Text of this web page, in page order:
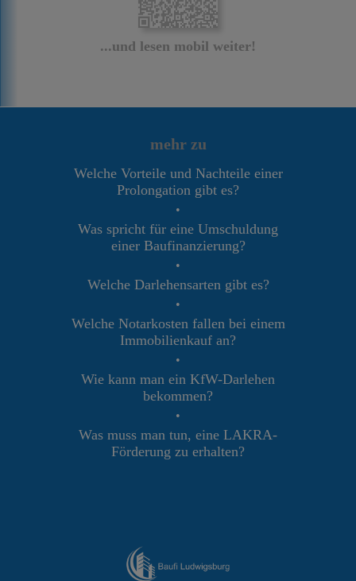
...und lesen mobil weiter!
mehr zu
Welche Vorteile und Nachteile einer
Prolongation gibt es?
•
Was spricht für eine Umschuldung
einer Baufinanzierung?
•
Welche Darlehensarten gibt es?
•
Welche Notarkosten fallen bei einem
Immobilienkauf an?
•
Wie kann man ein KfW-Darlehen
bekommen?
•
Was muss man tun, eine LAKRA-
Förderung zu erhalten?